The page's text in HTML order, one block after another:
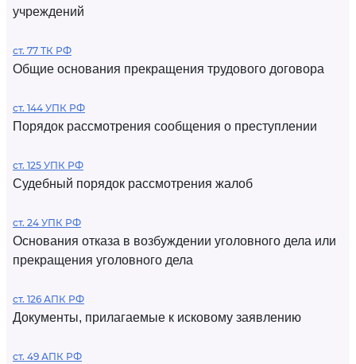
учреждений
ст. 77 ТК РФ
Общие основания прекращения трудового договора
ст. 144 УПК РФ
Порядок рассмотрения сообщения о преступлении
ст. 125 УПК РФ
Судебный порядок рассмотрения жалоб
ст. 24 УПК РФ
Основания отказа в возбуждении уголовного дела или
прекращения уголовного дела
ст. 126 АПК РФ
Документы, прилагаемые к исковому заявлению
ст. 49 АПК РФ